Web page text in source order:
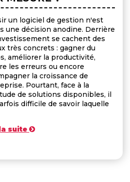
un logiciel de gestion n'est
une décision anodine. Derrière
se cachent des
très concrets : gagner du
améliorer la productivité,
les erreurs ou encore
la croissance de
Pourtant, face à la
de solutions disponibles, il
difficile de savoir laquelle
suite